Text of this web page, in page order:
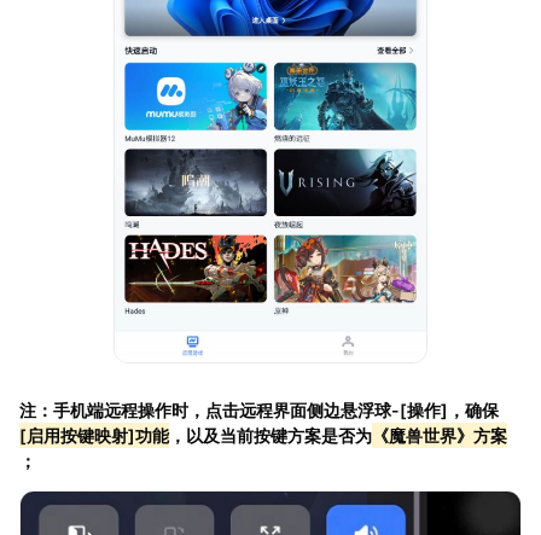
注：手机端远程操作时，点击远程界面侧边悬浮球-[操作]，确保
[启用按键映射]功能，以及当前按键方案是否为《魔兽世界》方案
；